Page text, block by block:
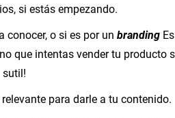
si estás empezando.
conocer, o si es por unbranding
que intentas vender tu producto
sutil!
para darle a tu contenido.